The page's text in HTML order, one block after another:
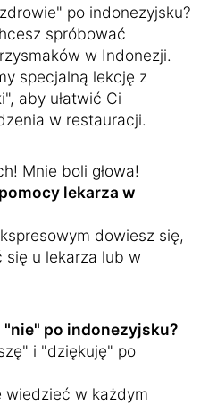
po indonezyjsku?
spróbować
w Indonezji.
specjalną lekcję z
aby ułatwić Ci
w restauracji.
Mnie boli głowa!
lekarza w
dowiesz się,
się u lekarza lub w
po indonezyjsku?
i "dziękuję" po
wiedzieć w każdym